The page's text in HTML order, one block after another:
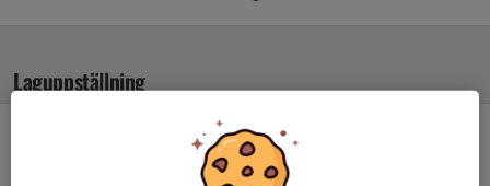
Laguppställning
Ingen uppställning ifylld